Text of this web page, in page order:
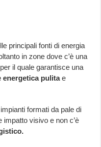
principali fonti di energia
in zone dove c’è una
il quale garantisce una
energetica pulitae
formati da pale di
impatto visivo e non c’è